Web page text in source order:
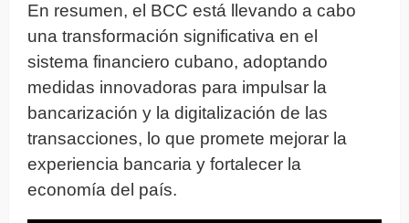
En resumen, el BCC está llevando a cabo
una transformación significativa en el
sistema financiero cubano, adoptando
medidas innovadoras para impulsar la
bancarización y la digitalización de las
transacciones, lo que promete mejorar la
experiencia bancaria y fortalecer la
economía del país.